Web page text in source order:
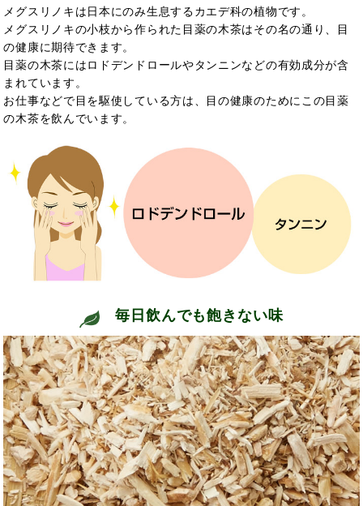
メグスリノキは日本にのみ生息するカエデ科の植物です。
メグスリノキの小枝から作られた目薬の木茶はその名の通り、目
の健康に期待できます。
目薬の木茶にはロドデンドロールやタンニンなどの有効成分が含
まれています。
お仕事などで目を駆使している方は、目の健康のためにこの目薬
の木茶を飲んでいます。
毎日飲んでも飽きない味